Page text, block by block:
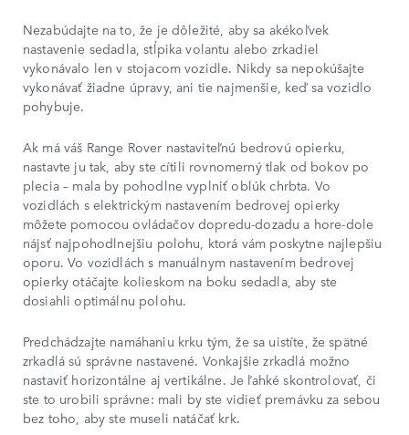
Nezabúdajte na to, že je dôležité, aby sa akékoľvek
nastavenie sedadla, stĺpika volantu alebo zrkadiel
vykonávalo len v stojacom vozidle. Nikdy sa nepokúšajte
vykonávať žiadne úpravy, ani tie najmenšie, keď sa vozidlo
pohybuje.
Ak má váš Range Rover nastaviteľnú bedrovú opierku,
nastavte ju tak, aby ste cítili rovnomerný tlak od bokov po
plecia – mala by pohodlne vyplniť oblúk chrbta. Vo
vozidlách s elektrickým nastavením bedrovej opierky
môžete pomocou ovládačov dopredu-dozadu a hore-dole
nájsť najpohodlnejšiu polohu, ktorá vám poskytne najlepšiu
oporu. Vo vozidlách s manuálnym nastavením bedrovej
opierky otáčajte kolieskom na boku sedadla, aby ste
dosiahli optimálnu polohu.
Predchádzajte namáhaniu krku tým, že sa uistíte, že spätné
zrkadlá sú správne nastavené. Vonkajšie zrkadlá možno
nastaviť horizontálne aj vertikálne. Je ľahké skontrolovať, či
ste to urobili správne: mali by ste vidieť premávku za sebou
bez toho, aby ste museli natáčať krk.